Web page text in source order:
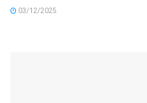
03/12/2025